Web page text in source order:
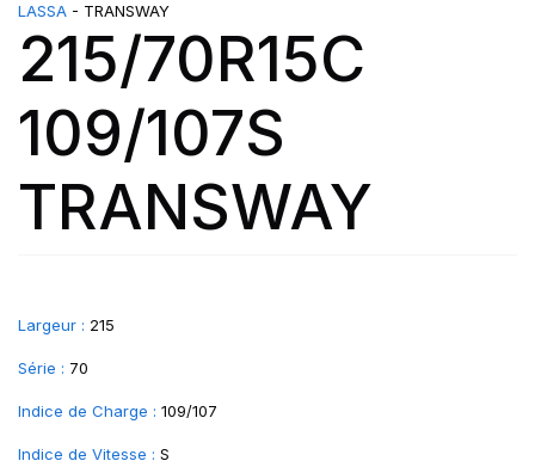
LASSA - TRANSWAY
215/70R15C
109/107S
TRANSWAY
Largeur : 215
Série : 70
Indice de Charge : 109/107
Indice de Vitesse : S